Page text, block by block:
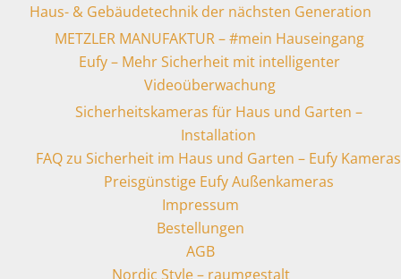
Haus- & Gebäudetechnik der nächsten Generation
METZLER MANUFAKTUR – #mein Hauseingang
Eufy – Mehr Sicherheit mit intelligenter
Videoüberwachung
Sicherheitskameras für Haus und Garten –
Installation
FAQ zu Sicherheit im Haus und Garten – Eufy Kameras
Preisgünstige Eufy Außenkameras
Impressum
Bestellungen
AGB
Nordic Style – raumgestalt